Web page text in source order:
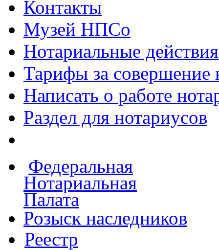
Контакты
Музей НПСо
Нотариальные действия
Тарифы за совершение
Написать о работе
Раздел для нотариусов
Федеральная
Нотариальная
Палата
Розыск наследников
Реестр